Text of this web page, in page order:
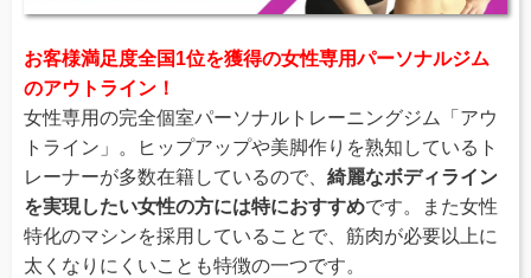
お客様満足度全国1位を獲得の女性専用パーソナルジム
のアウトライン！
女性専用の完全個室パーソナルトレーニングジム「アウ
トライン」。ヒップアップや美脚作りを熟知しているト
レーナーが多数在籍しているので、 綺麗なボディライン
を実現したい女性の方には特におすすめです。また女性
特化のマシンを採用していることで、筋肉が必要以上に
太くなりにくいことも特徴の一つです。